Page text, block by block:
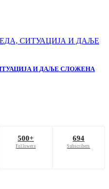
И ДАЉЕ СЛОЖЕНА
500+
Followers
694
Subscribers